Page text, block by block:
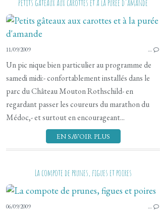
LÉGER
Petits gâteaux aux carottes et à la purée d'amande
11/09/2009 …
Un pic nique bien particulier au programme de
samedi midi:- confortablement installés dans le
parc du Château Mouton Rothschild- en
regardant passer les coureurs du marathon du
Médoc,- et surtout en encourageant...
EN SAVOIR PLUS
La compote de prunes, figues et poires
06/09/2009 …